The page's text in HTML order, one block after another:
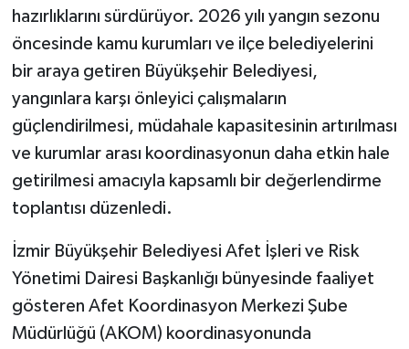
hazırlıklarını sürdürüyor. 2026 yılı yangın sezonu
öncesinde kamu kurumları ve ilçe belediyelerini
bir araya getiren Büyükşehir Belediyesi,
yangınlara karşı önleyici çalışmaların
güçlendirilmesi, müdahale kapasitesinin artırılması
ve kurumlar arası koordinasyonun daha etkin hale
getirilmesi amacıyla kapsamlı bir değerlendirme
toplantısı düzenledi.
İzmir Büyükşehir Belediyesi Afet İşleri ve Risk
Yönetimi Dairesi Başkanlığı bünyesinde faaliyet
gösteren Afet Koordinasyon Merkezi Şube
Müdürlüğü (AKOM) koordinasyonunda